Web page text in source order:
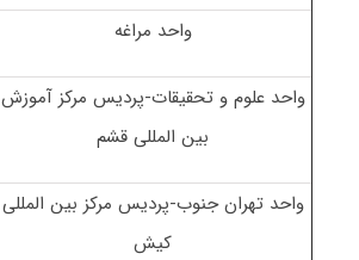
واحد مراغه
واحد علوم و تحقیقات-پردیس مرکز آموزش
بین المللی قشم
واحد تهران جنوب-پردیس مرکز بین المللی
کیش